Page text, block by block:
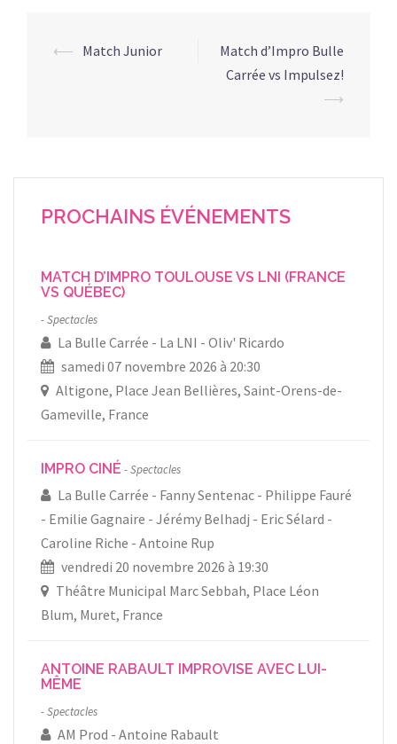
Navigation
⟵ Match Junior
Match d’Impro Bulle
Carrée vs Impulsez!
⟶
PROCHAINS ÉVÉNEMENTS
MATCH D’IMPRO TOULOUSE VS LNI (FRANCE
VS QUÉBEC)
Spectacles
La Bulle Carrée La LNI
Oliv' Ricardo
samedi 07 novembre 2026 à 20:30
Altigone, Place Jean Bellières, Saint-Orens-de-
Gameville, France
IMPRO CINÉ Spectacles
La Bulle Carrée Fanny Sentenac
Philippe Fauré
Emilie Gagnaire
Jérémy Belhadj
Eric Sélard
Caroline Riche
Antoine Rup
vendredi 20 novembre 2026 à 19:30
Théâtre Municipal Marc Sebbah, Place Léon
Blum, Muret, France
ANTOINE RABAULT IMPROVISE AVEC LUI-
MÊME
Spectacles
AM Prod
Antoine Rabault